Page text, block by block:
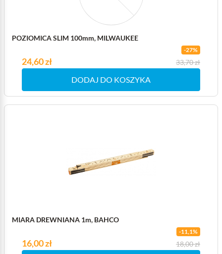
POZIOMICA SLIM 100mm, MILWAUKEE
-27%
Cena
24,60 zł
Cena podstawowa 33,70 zł
DODAJ DO KOSZYKA
MIARA DREWNIANA 1m, BAHCO
-11,1%
Cena
16,00 zł
Cena podstawowa 18,00 zł